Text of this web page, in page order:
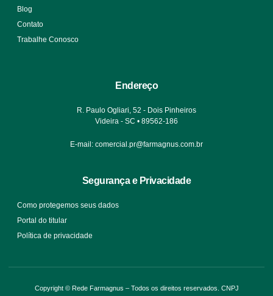
Blog
Contato
Trabalhe Conosco
Endereço
R. Paulo Ogliari, 52 - Dois Pinheiros
Videira - SC • 89562-186
E-mail: comercial.pr@farmagnus.com.br
Segurança e Privacidade
Como protegemos seus dados
Portal do titular
Política de privacidade
Copyright © Rede Farmagnus – Todos os direitos reservados. CNPJ